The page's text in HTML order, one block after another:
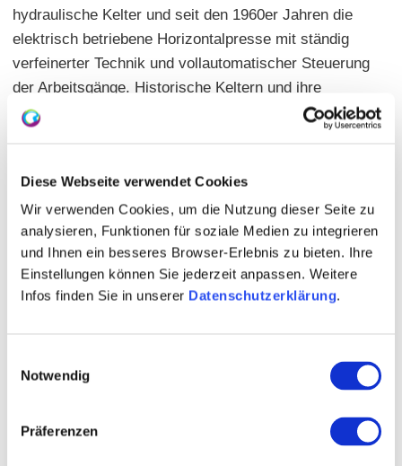
Diese Webseite verwendet Cookies
Wir verwenden Cookies, um die Nutzung dieser Seite zu
analysieren, Funktionen für soziale Medien zu integrieren
und Ihnen ein besseres Browser-Erlebnis zu bieten. Ihre
Einstellungen können Sie jederzeit anpassen. Weitere
Infos finden Sie in unserer Datenschutzerklärung.
Notwendig
Präferenzen
hydraulische Kelter und seit den 1960er Jahren die
elektrisch betriebene Horizontalpresse mit ständig
verfeinerter Technik und vollautomatischer Steuerung
der Arbeitsgänge. Historische Keltern und ihre
Arbeitsweise sind im Deutschen Weinbaumuseum in
Oppenheim zu sehen, ebenso in einigen Weingütern und